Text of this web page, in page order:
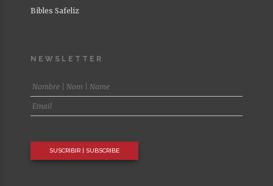
Bibles Safeliz
NEWSLETTER